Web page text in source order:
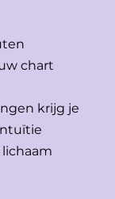
chart
krijg je